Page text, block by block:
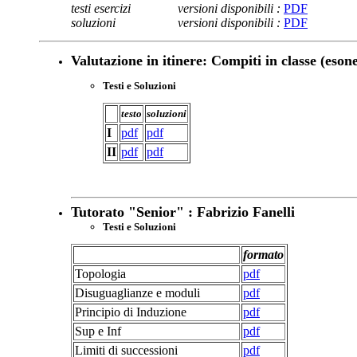
testi esercizi versioni disponibili : PDF
soluzioni
versioni disponibili : PDF
Valutazione in itinere: Compiti in classe
Testi e Soluzioni
testo soluzioni
I pdf
pdf
II pdf pdf
Tutorato "Senior" : Fabrizio Fanelli
Testi e Soluzioni
formato
Topologia
pdf
Disuguaglianze e moduli
pdf
Principio di Induzione
pdf
Sup e Inf
pdf
Limiti di successioni
pdf